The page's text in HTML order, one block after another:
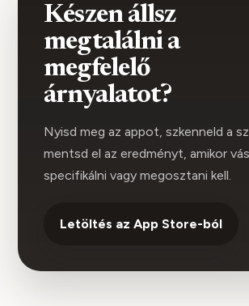
Készen állsz
megtalálni a
megfelelő
árnyalatot?
Nyisd meg az appot, szkenneld a
mentsd el az eredményt, amikor
specifikálni vagy megosztani kell.
Letöltés az App Store-ból